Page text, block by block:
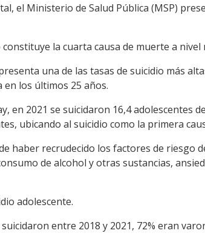
el Ministerio de Salud Pública (MSP)
la cuarta causa de muerte a nivel
una de las tasas de suicidio más
los últimos 25 años.
en 2021 se suicidaron 16,4 adolescentes de
ubicando al suicidio como la primera
haber recrudecido los factores de riesgo
de alcohol y otras sustancias,
adolescente.
entre 2018 y 2021, 72% eran